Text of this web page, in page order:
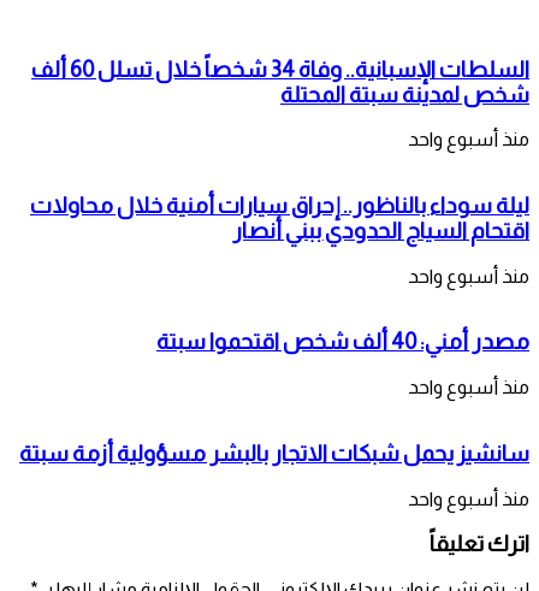
السلطات الإسبانية.. وفاة 34 شخصاً خلال تسلل 60 ألف
شخص لمدينة سبتة المحتلة
منذ أسبوع واحد
ليلة سوداء بالناظور.. إحراق سيارات أمنية خلال محاولات
اقتحام السياج الحدودي ببني أنصار
منذ أسبوع واحد
مصدر أمني: 40 ألف شخص اقتحموا سبتة
منذ أسبوع واحد
سانشيز يحمل شبكات الاتجار بالبشر مسؤولية أزمة سبتة
منذ أسبوع واحد
اترك تعليقاً